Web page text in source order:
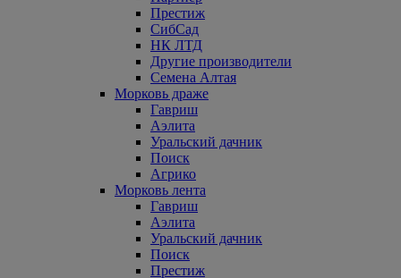
Престиж
СибСад
НК ЛТД
Другие производители
Семена Алтая
Морковь драже
Гавриш
Аэлита
Уральский дачник
Поиск
Агрико
Морковь лента
Гавриш
Аэлита
Уральский дачник
Поиск
Престиж